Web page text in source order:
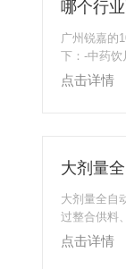
哪个行
广州锐嘉的
下：-中药饮
000g的中
能，能满
点击详情
大剂量
大剂量全自
过整合供料
预，保障包
心流程与
点击详情